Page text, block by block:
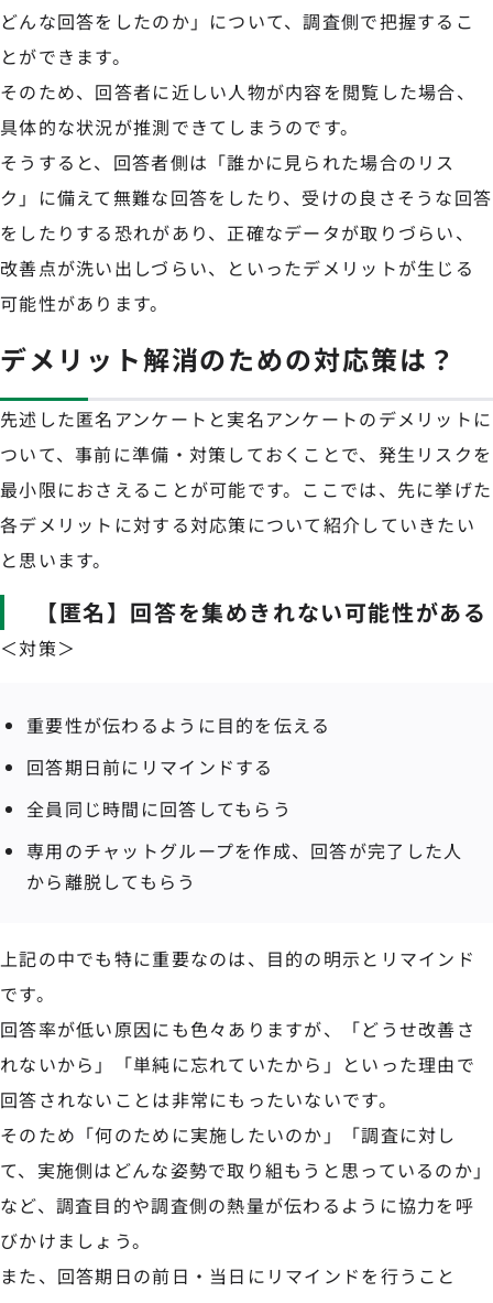
どんな回答をしたのか」について、調査側で把握するこ
とができます。
そのため、回答者に近しい人物が内容を閲覧した場合、
具体的な状況が推測できてしまうのです。
そうすると、回答者側は「誰かに見られた場合のリス
ク」に備えて無難な回答をしたり、受けの良さそうな回答
をしたりする恐れがあり、正確なデータが取りづらい、
改善点が洗い出しづらい、といったデメリットが生じる
可能性があります。
デメリット解消のための対応策は？
先述した匿名アンケートと実名アンケートのデメリットに
ついて、事前に準備・対策しておくことで、発生リスクを
最小限におさえることが可能です。ここでは、先に挙げた
各デメリットに対する対応策について紹介していきたい
と思います。
【匿名】回答を集めきれない可能性がある
＜対策＞
重要性が伝わるように目的を伝える
回答期日前にリマインドする
全員同じ時間に回答してもらう
専用のチャットグループを作成、回答が完了した人
から離脱してもらう
上記の中でも特に重要なのは、目的の明示とリマインド
です。
回答率が低い原因にも色々ありますが、「どうせ改善さ
れないから」「単純に忘れていたから」といった理由で
回答されないことは非常にもったいないです。
そのため「何のために実施したいのか」「調査に対し
て、実施側はどんな姿勢で取り組もうと思っているのか」
など、調査目的や調査側の熱量が伝わるように協力を呼
びかけましょう。
また、回答期日の前日・当日にリマインドを行うこと